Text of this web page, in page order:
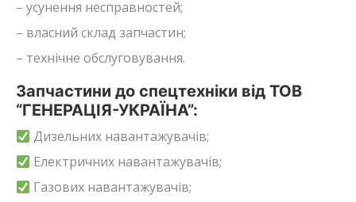
– усунення несправностей;
– власний склад запчастин;
– технічне обслуговування.
Запчастини до спецтехніки від ТОВ
“ГЕНЕРАЦІЯ-УКРАЇНА”:
Дизельних навантажувачів;
Електричних навантажувачів;
Газових навантажувачів;